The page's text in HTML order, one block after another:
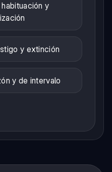
y
y extinción
y de intervalo